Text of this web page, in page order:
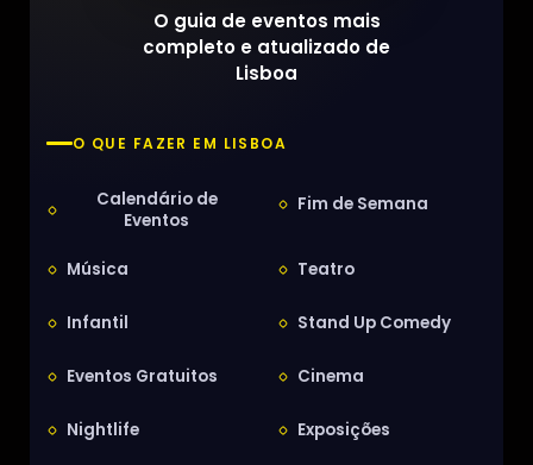
O guia de eventos mais
completo e atualizado de
Lisboa
O QUE FAZER EM LISBOA
Calendário de
Eventos
Fim de Semana
Música Teatro
Infantil Stand Up Comedy
Eventos Gratuitos Cinema
Nightlife Exposições